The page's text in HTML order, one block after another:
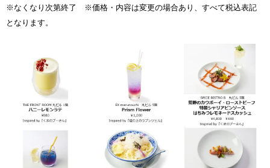
※なくなり次第終了 ※価格・内容は変更の場合あり、すべて税込表記
となります。